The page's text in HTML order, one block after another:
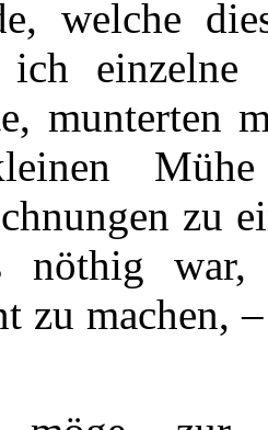
welche
ich einzelne
munterten
zu
nöthig war,
zu machen,